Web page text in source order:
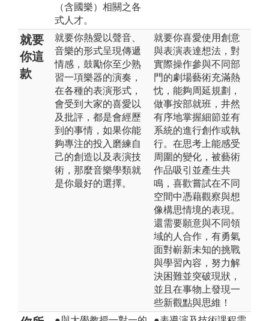
（含國樂）相關之各
式人才。
就要
你這
款
就要你熱愛以聲音、
音樂的形式呈現傳遞
情感，鼓勵你至少熟
習一項樂器的演奏，
在各種的表演形式，
會受到大家的喜愛以
及批評，都是會經歷
到的事情，如果你能
夠專注的投入磨練自
己的創造以及表演技
術，那麼音樂學類就
是你最好的選擇。
就要你喜愛使用創意
與表演表達想法，對
實際操作參與不同部
門的劇場藝術充滿熱
忱，能夠周延規劃，
做事按部就班，井然
有序地掌握細節並有
系統的進行創作或執
行。在思考上能感受
周圍的變化，被藝術
作品吸引並產生共
鳴，喜歡嘗試在不同
空間中憑藉觀察與想
像構思情境的表現。
還需要願意與不同領
域的人合作，有勇氣
面對嶄新未知的挑戰
與學習內容，努力解
決困難並突破現狀，
並且在事物上發現一
些新觀點與思維！